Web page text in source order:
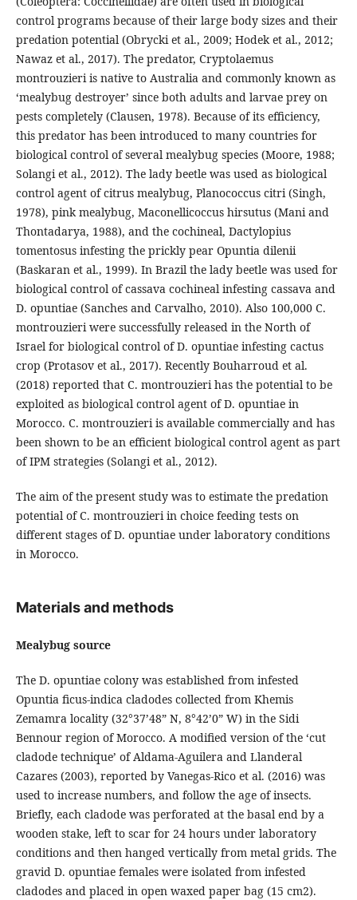
control programs because of their large body sizes and their
predation potential (Obrycki et al., 2009; Hodek et al., 2012;
Nawaz et al., 2017). The predator, Cryptolaemus
montrouzieri is native to Australia and commonly known as
‘mealybug destroyer’ since both adults and larvae prey on
pests completely (Clausen, 1978). Because of its efficiency,
this predator has been introduced to many countries for
biological control of several mealybug species (Moore, 1988;
Solangi et al., 2012). The lady beetle was used as biological
control agent of citrus mealybug, Planococcus citri (Singh,
1978), pink mealybug, Maconellicoccus hirsutus (Mani and
Thontadarya, 1988), and the cochineal, Dactylopius
tomentosus infesting the prickly pear Opuntia dilenii
(Baskaran et al., 1999). In Brazil the lady beetle was used for
biological control of cassava cochineal infesting cassava and
D. opuntiae (Sanches and Carvalho, 2010). Also 100,000 C.
montrouzieri were successfully released in the North of
Israel for biological control of D. opuntiae infesting cactus
crop (Protasov et al., 2017). Recently Bouharroud et al.
(2018) reported that C. montrouzieri has the potential to be
exploited as biological control agent of D. opuntiae in
Morocco. C. montrouzieri is available commercially and has
been shown to be an efficient biological control agent as part
of IPM strategies (Solangi et al., 2012).
The aim of the present study was to estimate the predation
potential of C. montrouzieri in choice feeding tests on
different stages of D. opuntiae under laboratory conditions
in Morocco.
Materials and methods
Mealybug source
The D. opuntiae colony was established from infested
Opuntia ﬁcus-indica cladodes collected from Khemis
Zemamra locality (32°37’48” N, 8°42’0” W) in the Sidi
Bennour region of Morocco. A modiﬁed version of the ‘cut
cladode technique’ of Aldama-Aguilera and Llanderal
Cazares (2003), reported by Vanegas-Rico et al. (2016) was
used to increase numbers, and follow the age of insects.
Briefly, each cladode was perforated at the basal end by a
wooden stake, left to scar for 24 hours under laboratory
conditions and then hanged vertically from metal grids. The
gravid D. opuntiae females were isolated from infested
cladodes and placed in open waxed paper bag (15 cm2).